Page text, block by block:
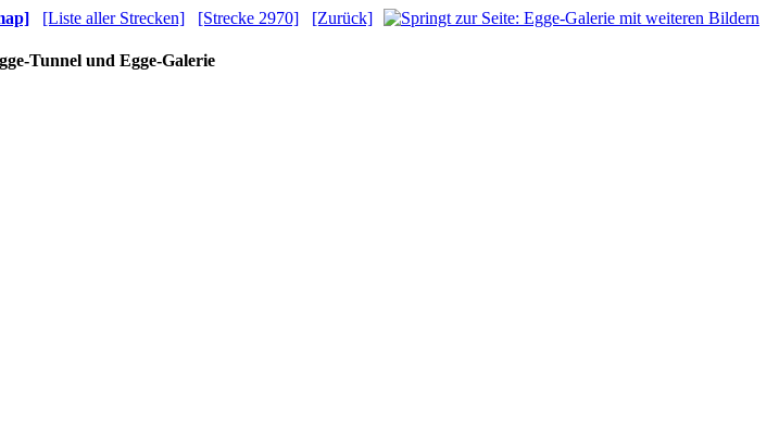
[Liste aller Strecken] [Strecke 2970] [Zurück]
Tunnel und Egge-Galerie